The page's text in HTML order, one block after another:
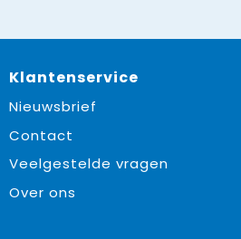
Klantenservice
Nieuwsbrief
Contact
Veelgestelde vragen
Over ons